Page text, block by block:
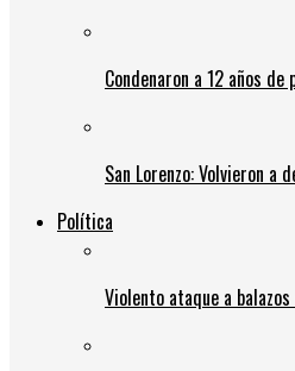
Condenaron a 12 años
San Lorenzo: Volvieron
Política
Violento ataque a